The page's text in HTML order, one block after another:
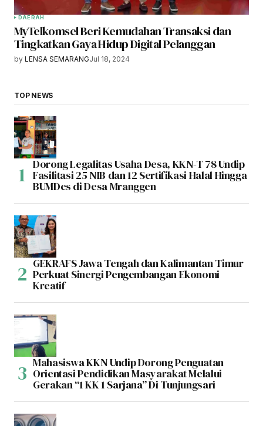
DAERAH
MyTelkomsel Beri Kemudahan Transaksi dan
Tingkatkan Gaya Hidup Digital Pelanggan
by LENSA SEMARANGJul 18, 2024
TOP NEWS
Dorong Legalitas Usaha Desa, KKN-T 78 Undip
Fasilitasi 25 NIB dan 12 Sertifikasi Halal Hingga
BUMDes di Desa Mranggen
GEKRAFS Jawa Tengah dan Kalimantan Timur
Perkuat Sinergi Pengembangan Ekonomi
Kreatif
Mahasiswa KKN Undip Dorong Penguatan
Orientasi Pendidikan Masyarakat Melalui
Gerakan “1 KK 1 Sarjana” Di Tunjungsari